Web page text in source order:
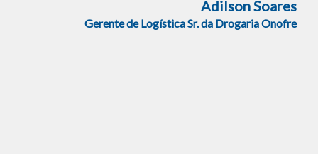
Adilson Soares
Gerente de Logística Sr. da Drogaria Onofre